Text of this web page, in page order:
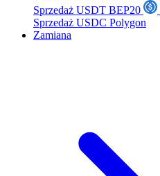
Sprzedaż USDT BEP20
Sprzedaż USDC Polygon
Zamiana